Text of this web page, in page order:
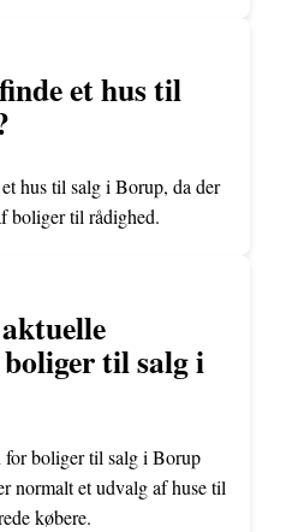
et hus til
hus til salg i Borup, da der
boliger til rådighed.
til salg i
for boliger til salg i Borup
normalt et udvalg af huse til
købere.